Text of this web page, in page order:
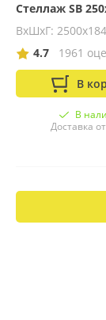
Стеллаж SB
ВхШхГ:
4.7
1961
В
В
Доставка